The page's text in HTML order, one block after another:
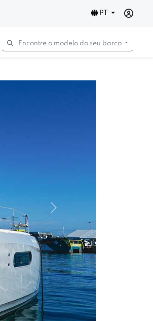
PT
Encontre o modelo do seu barco
Next